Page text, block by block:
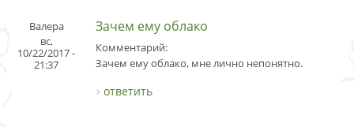
Валера
вс,
10/22/2017 -
21:37
Зачем ему облако
Комментарий:
Зачем ему облако, мне лично непонятно.
ответить